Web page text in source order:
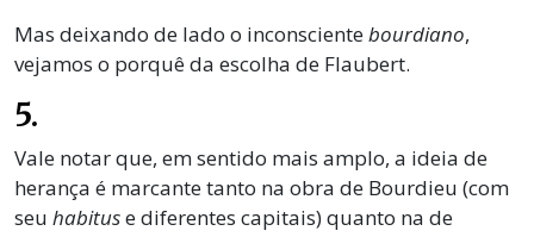
Mas deixando de lado o inconscientebourdiano,
vejamos o porquê da escolha de Flaubert.
5.
Vale notar que, em sentido mais amplo, a ideia de
herança é marcante tanto na obra de Bourdieu (com
seu habituse diferentes capitais) quanto na de